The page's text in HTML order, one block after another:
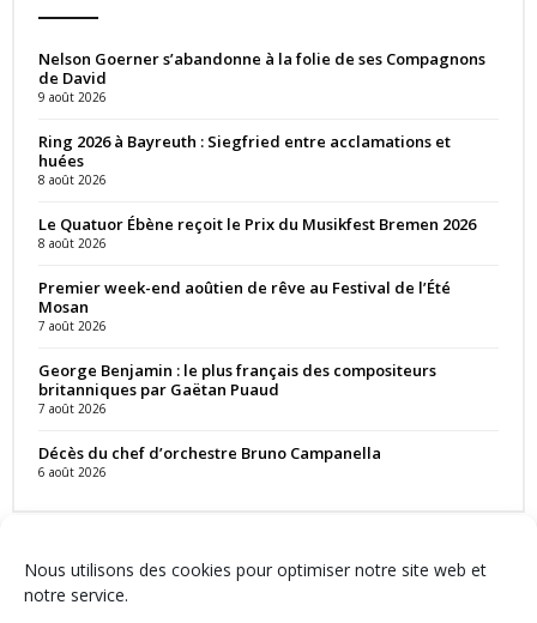
Nous utilisons des cookies pour optimiser notre site web et
notre service.
Nelson Goerner s’abandonne à la folie de ses Compagnons
de David
9 août 2026
Ring 2026 à Bayreuth : Siegfried entre acclamations et
huées
8 août 2026
Le Quatuor Ébène reçoit le Prix du Musikfest Bremen 2026
8 août 2026
Premier week-end aoûtien de rêve au Festival de l’Été
Mosan
7 août 2026
George Benjamin : le plus français des compositeurs
britanniques par Gaëtan Puaud
7 août 2026
Décès du chef d’orchestre Bruno Campanella
6 août 2026